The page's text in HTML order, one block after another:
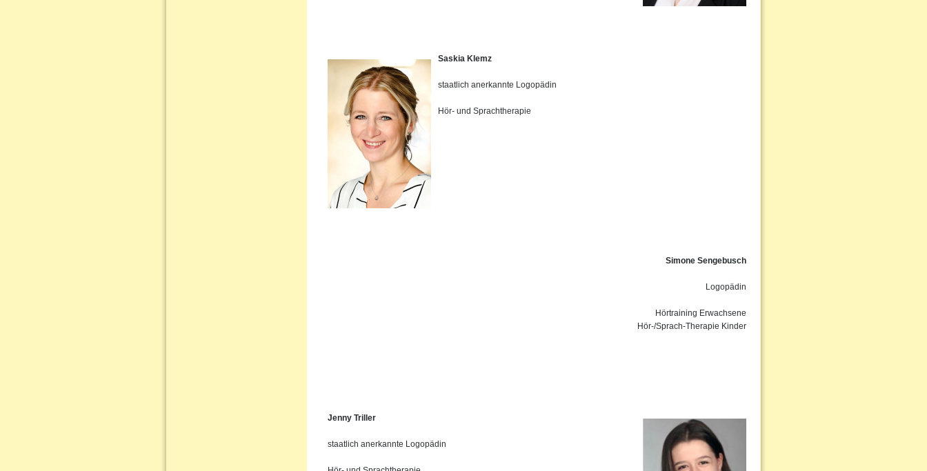
Saskia Klemz
staatlich anerkannte Logopädin
Hör- und Sprachtherapie
Simone Sengebusch
Logopädin
Hörtraining Erwachsene
Hör-/Sprach-Therapie Kinder
Jenny Triller
staatlich anerkannte Logopädin